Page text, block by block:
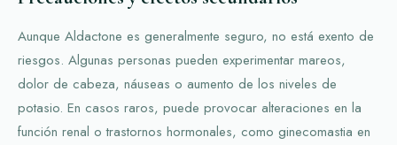
Aunque Aldactone es generalmente seguro, no está exento de
riesgos. Algunas personas pueden experimentar mareos,
dolor de cabeza, náuseas o aumento de los niveles de
potasio. En casos raros, puede provocar alteraciones en la
función renal o trastornos hormonales, como ginecomastia en